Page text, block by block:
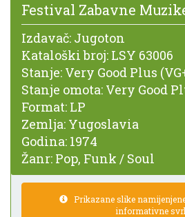
Festival Zabavne
Izdavač: Jugoton
Kataloški broj: LSY 63006
Stanje: Very Good Plus
Stanje omota: Very Good
Format: LP
Zemlja: Yugoslavia
Godina: 1974
Žanr: Pop, Funk / Soul
Prikazane slike
informativne